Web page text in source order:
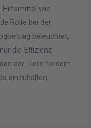
Hilfsmittel wie
Rolle bei der
beleuchtet,
die Effizienz
der Tiere fördern
einzuhalten.